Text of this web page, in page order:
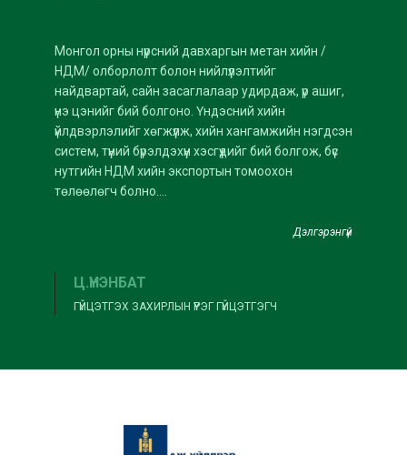
Монгол орны нүүрсний давхаргын метан хийн /
НДМ/ олборлолт болон нийлүүлэлтийг
найдвартай, сайн засаглалаар удирдаж, үр ашиг,
үнэ цэнийг бий болгоно. Үндэсний хийн
үйлдвэрлэлийг хөгжүүлж, хийн хангамжийн нэгдсэн
систем, түүний бүрэлдэхүүн хэсгүүдийг бий болгож, бүс
нутгийн НДМ хийн экспортын томоохон
төлөөлөгч болно....
Дэлгэрэнгүй
Ц.ҮНЭНБАТ
ГҮЙЦЭТГЭХ ЗАХИРЛЫН ҮҮРЭГ ГҮЙЦЭТГЭГЧ